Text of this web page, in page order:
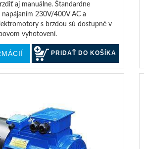
aj manuálne. Štandardne
230V/400V AC a
s brzdou sú dostupné v
vyhotovení.
PRIDAŤ DO KOŠÍKA